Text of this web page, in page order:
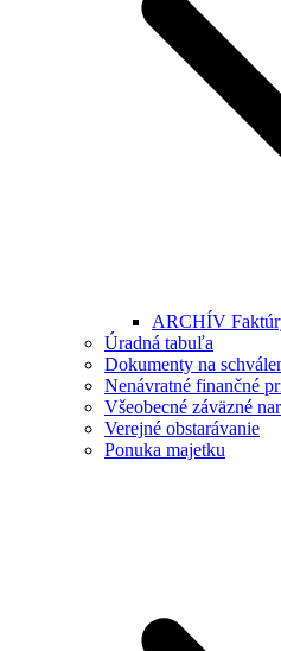
ARCHÍV
Úradná tabuľa
Dokumenty na
Nenávratné finančné
Všeobecné záväzné
Verejné obstarávanie
Ponuka majetku